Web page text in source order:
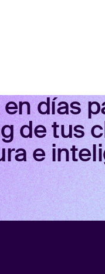
días
de tus
e